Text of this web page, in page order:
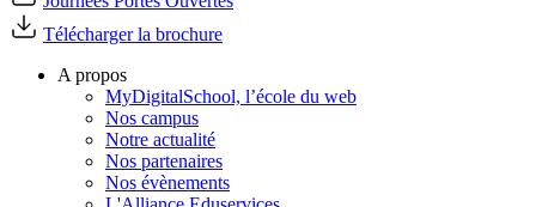
Télécharger la brochure
A propos
MyDigitalSchool, l’école du web
Nos campus
Notre actualité
Nos partenaires
Nos évènements